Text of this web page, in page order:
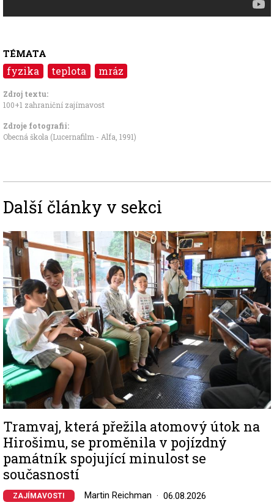
TÉMATA
fyzika teplota mráz
Zdroj textu:
100+1 zahraniční zajímavost
Zdroje fotografii:
Obecná škola (Lucernafilm - Alfa, 1991)
Další články v sekci
Image
Tramvaj, která přežila atomový útok na
Hirošimu, se proměnila v pojízdný
památník spojující minulost se
současností
ZAJÍMAVOSTI Martin Reichman 06.08.2026